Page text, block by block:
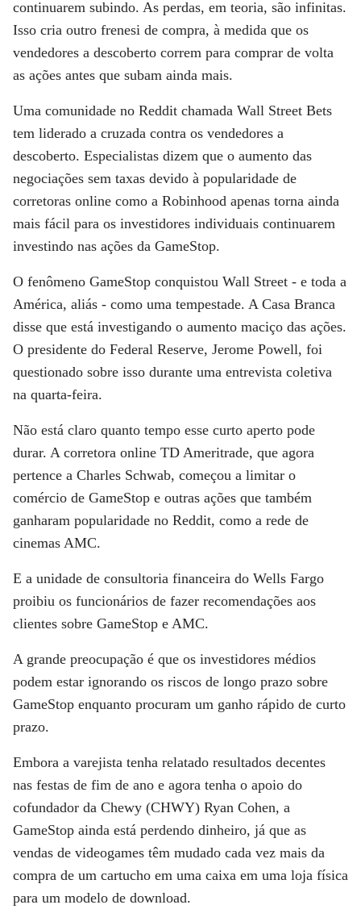
continuarem subindo. As perdas, em teoria, são infinitas.
Isso cria outro frenesi de compra, à medida que os
vendedores a descoberto correm para comprar de volta
as ações antes que subam ainda mais.
Uma comunidade no Reddit chamada Wall Street Bets
tem liderado a cruzada contra os vendedores a
descoberto. Especialistas dizem que o aumento das
negociações sem taxas devido à popularidade de
corretoras online como a Robinhood apenas torna ainda
mais fácil para os investidores individuais continuarem
investindo nas ações da GameStop.
O fenômeno GameStop conquistou Wall Street - e toda a
América, aliás - como uma tempestade. A Casa Branca
disse que está investigando o aumento maciço das ações.
O presidente do Federal Reserve, Jerome Powell, foi
questionado sobre isso durante uma entrevista coletiva
na quarta-feira.
Não está claro quanto tempo esse curto aperto pode
durar. A corretora online TD Ameritrade, que agora
pertence a Charles Schwab, começou a limitar o
comércio de GameStop e outras ações que também
ganharam popularidade no Reddit, como a rede de
cinemas AMC.
E a unidade de consultoria financeira do Wells Fargo
proibiu os funcionários de fazer recomendações aos
clientes sobre GameStop e AMC.
A grande preocupação é que os investidores médios
podem estar ignorando os riscos de longo prazo sobre
GameStop enquanto procuram um ganho rápido de curto
prazo.
Embora a varejista tenha relatado resultados decentes
nas festas de fim de ano e agora tenha o apoio do
cofundador da Chewy (CHWY) Ryan Cohen, a
GameStop ainda está perdendo dinheiro, já que as
vendas de videogames têm mudado cada vez mais da
compra de um cartucho em uma caixa em uma loja física
para um modelo de download.